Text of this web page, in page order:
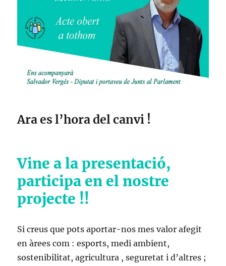
Ara es l’hora del canvi !
Vine a la presentació,
participa en el nostre
projecte !!
Si creus que pots aportar-nos mes valor afegit
en àrees com : esports, medi ambient,
sostenibilitat, agricultura , seguretat i d’altres ;